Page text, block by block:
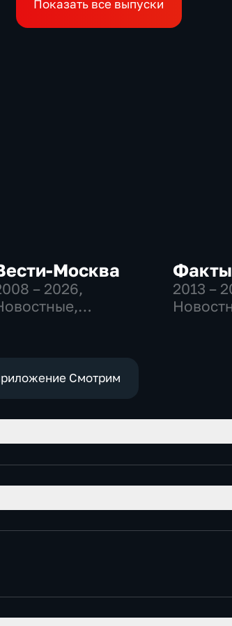
Показать все выпуски
Москва
– 2026,
Факты
2013 –
Смотрим